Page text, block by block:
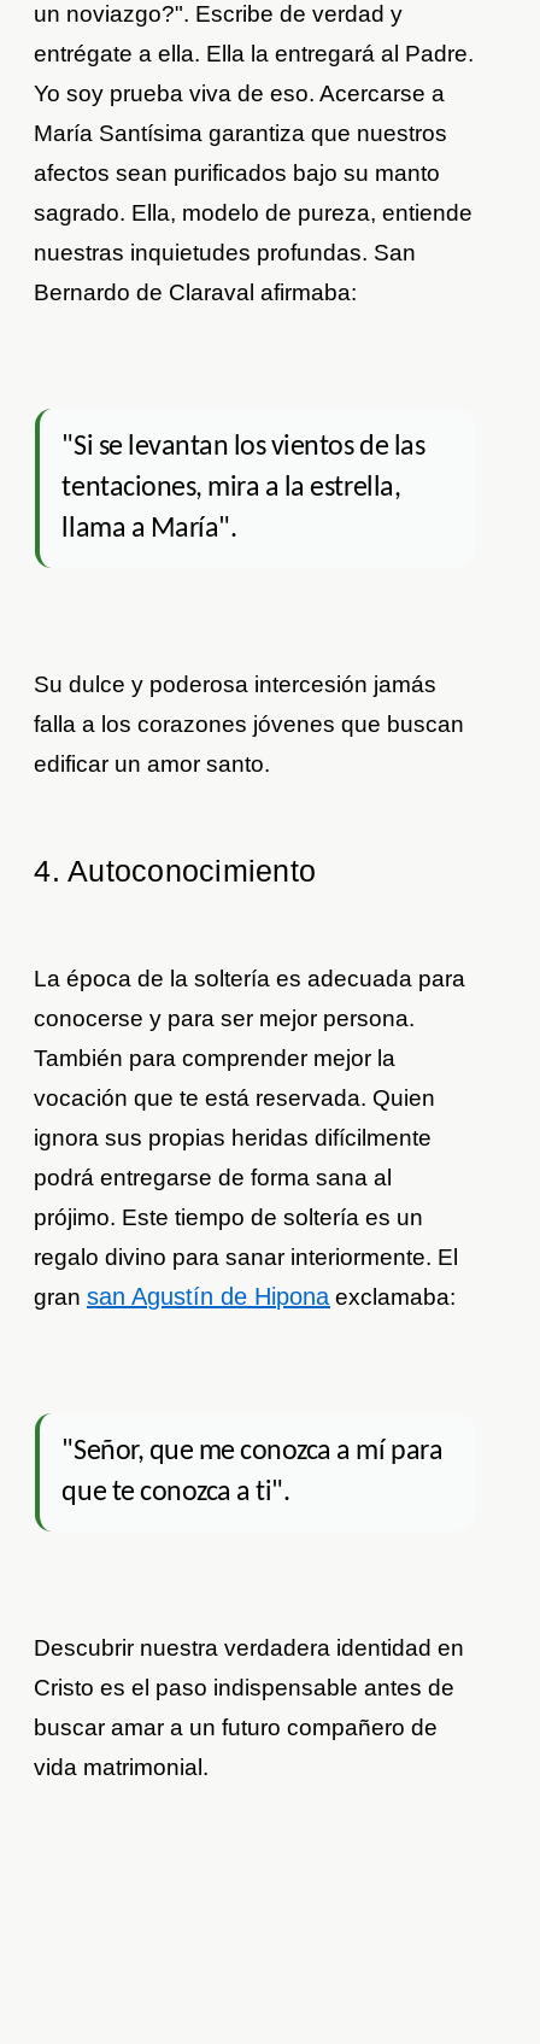
un noviazgo?". Escribe de verdad y
entrégate a ella. Ella la entregará al Padre.
Yo soy prueba viva de eso. Acercarse a
María Santísima garantiza que nuestros
afectos sean purificados bajo su manto
sagrado. Ella, modelo de pureza, entiende
nuestras inquietudes profundas. San
Bernardo de Claraval afirmaba:
"Si se levantan los vientos de las
tentaciones, mira a la estrella,
llama a María".
Su dulce y poderosa intercesión jamás
falla a los corazones jóvenes que buscan
edificar un amor santo.
4. Autoconocimiento
La época de la soltería es adecuada para
conocerse y para ser mejor persona.
También para comprender mejor la
vocación que te está reservada. Quien
ignora sus propias heridas difícilmente
podrá entregarse de forma sana al
prójimo. Este tiempo de soltería es un
regalo divino para sanar interiormente. El
gransan Agustín de Hipona exclamaba:
"Señor, que me conozca a mí para
que te conozca a ti".
Descubrir nuestra verdadera identidad en
Cristo es el paso indispensable antes de
buscar amar a un futuro compañero de
vida matrimonial.